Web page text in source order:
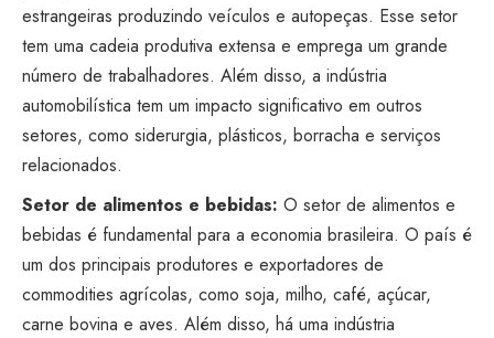
estrangeiras produzindo veículos e autopeças. Esse setor
tem uma cadeia produtiva extensa e emprega um grande
número de trabalhadores. Além disso, a indústria
automobilística tem um impacto significativo em outros
setores, como siderurgia, plásticos, borracha e serviços
relacionados.
Setor de alimentos e bebidas: O setor de alimentos e
bebidas é fundamental para a economia brasileira. O país é
um dos principais produtores e exportadores de
commodities agrícolas, como soja, milho, café, açúcar,
carne bovina e aves. Além disso, há uma indústria